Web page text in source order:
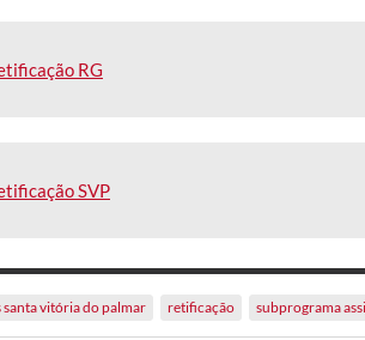
RG
SVP
santa vitória do palmar retificação subprograma